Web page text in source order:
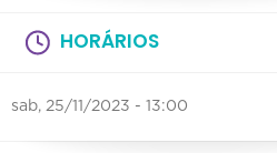
HORÁRIOS
sab, 25/11/2023 - 13:00